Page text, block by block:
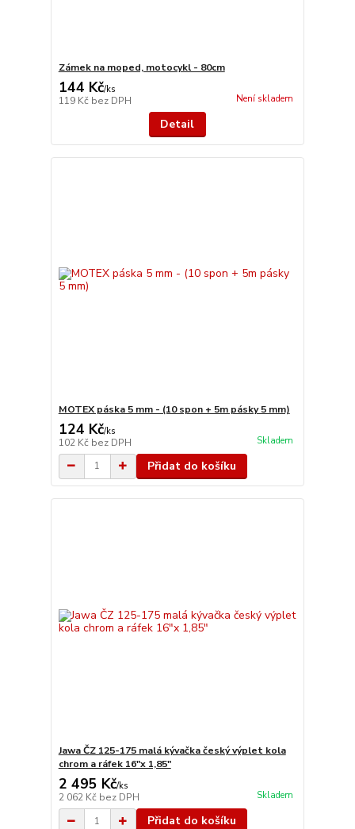
Zámek na moped, motocykl - 80cm
144 Kč/ks
119 Kč bez DPH Není skladem
Detail
MOTEX páska 5 mm - (10 spon + 5m pásky 5 mm)
124 Kč/ks
102 Kč bez DPH Skladem
Přidat do košíku
Jawa ČZ 125-175 malá kývačka český výplet kola
chrom a ráfek 16"x 1,85"
2 495 Kč/ks
2 062 Kč bez DPH Skladem
Přidat do košíku